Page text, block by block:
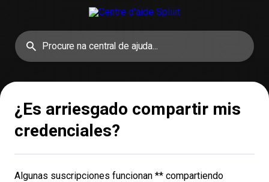
¿Es arriesgado compartir mis
credenciales?
Algunas suscripciones funcionan ** compartiendo